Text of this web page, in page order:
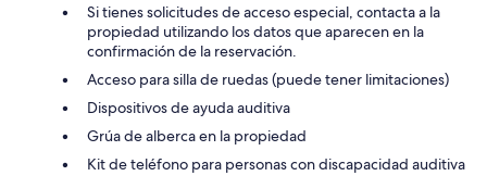
Si tienes solicitudes de acceso especial, contacta a la
propiedad utilizando los datos que aparecen en la
confirmación de la reservación.
Acceso para silla de ruedas (puede tener limitaciones)
Dispositivos de ayuda auditiva
Grúa de alberca en la propiedad
Kit de teléfono para personas con discapacidad auditiva